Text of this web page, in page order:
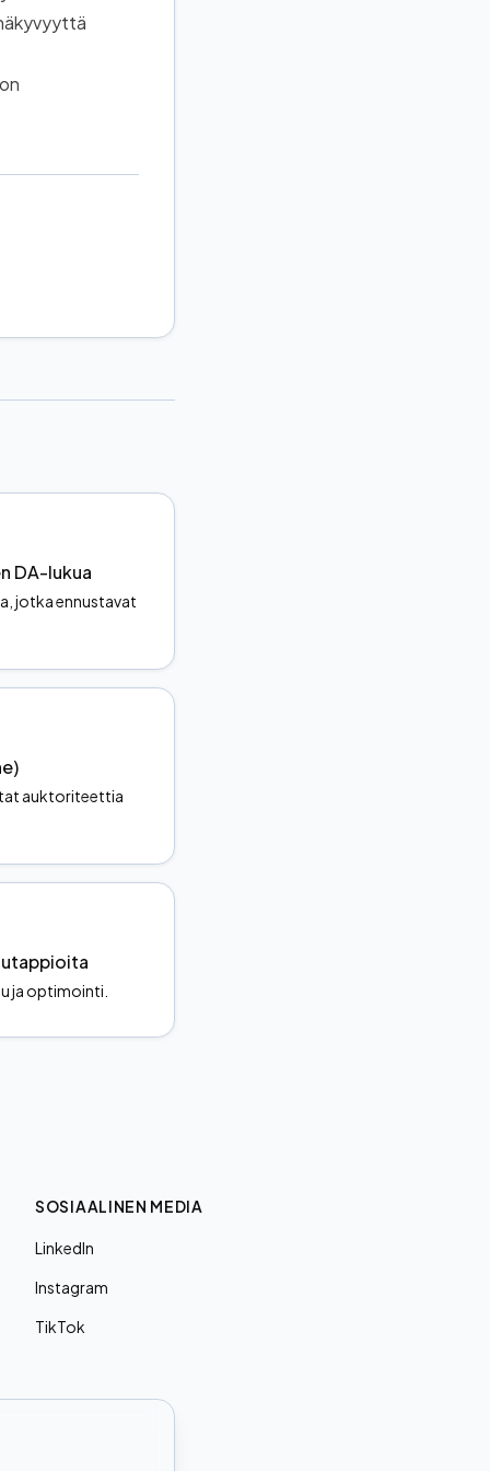
DA-lukua
jotka ennustavat
auktoriteettia
ja optimointi.
SOSIAALINEN MEDIA
LinkedIn
Instagram
TikTok